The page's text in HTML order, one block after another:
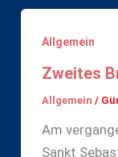
Allgemein
Zweites
Allgemein /
Am
Sankt